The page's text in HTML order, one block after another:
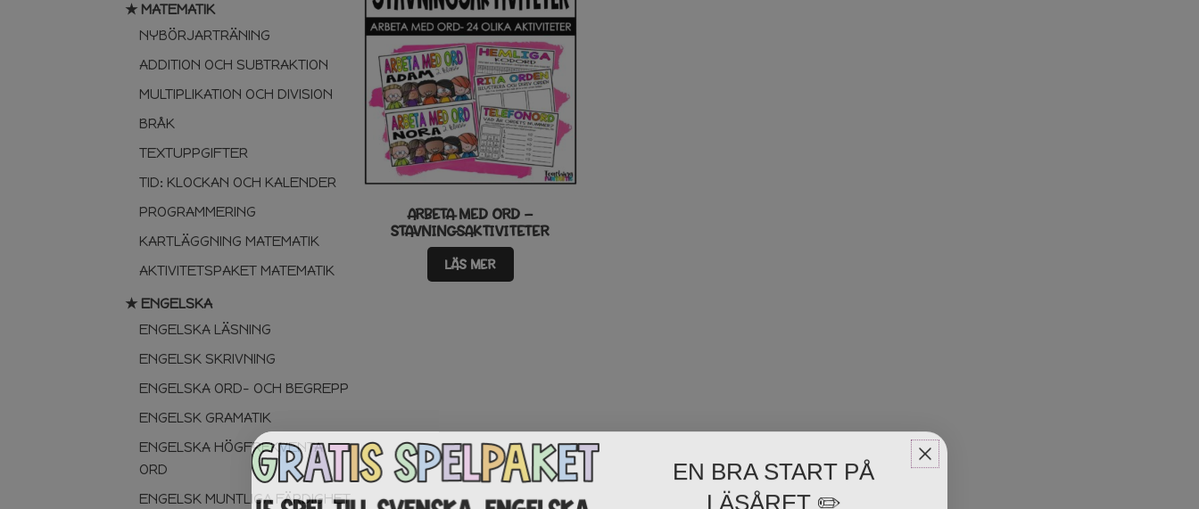
★ MATEMATIK
NYBÖRJARTRÄNING
ADDITION OCH SUBTRAKTION
MULTIPLIKATION OCH DIVISION
BRÅK
TEXTUPPGIFTER
TID: KLOCKAN OCH KALENDER
PROGRAMMERING
KARTLÄGGNING MATEMATIK
AKTIVITETSPAKET MATEMATIK
★ ENGELSKA
ENGELSKA LÄSNING
ENGELSK SKRIVNING
ENGELSKA ORD- OCH BEGREPP
ENGELSK GRAMATIK
ENGELSKA HÖGFREKVENTA
ORD
ENGELSK MUNTLIGA FÄRDIGHET
ARBETA MED ORD –
STAVNINGSAKTIVITETER
LÄS MER
EN BRA START PÅ
LÄSÅRET ✏️